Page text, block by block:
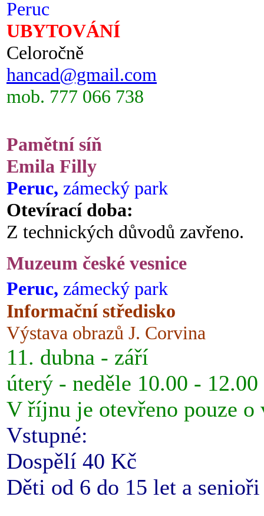
Peruc
UBYTOVÁNÍ
Celoročně
hancad@gmail.com
mob. 777 066 738
Pamětní síň
Emila Filly
Peruc, zámecký park
Otevírací doba:
Z technických důvodů zavřeno.
Muzeum české vesnice
Peruc, zámecký park
Informační středisko
Výstava obrazů J. Corvina
11. dubna - září
úterý - neděle 10.00 -
V říjnu je otevřeno pouze o
Vstupné:
Dospělí 40 Kč
Děti od 6 do 15 let a